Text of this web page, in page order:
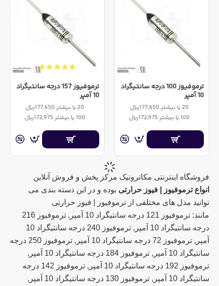
فروشگاه اینترنتی مکاترونیک مرکز پخش و فروش آنلاین
انواع ترموفیوز | فیوز حرارتی بوده و در این دسته بندی می
توانید مدل های مختلفی از ترموفیوز | فیوز حرارتی
مانند: ترموفیوز 121 درجه سانتیگراد 10 آمپر, ترموفیوز 216
درجه سانتیگراد 10 آمپر, ترموفیوز 240 درجه سانتیگراد 10
آمپر, ترموفیوز 72 درجه سانتیگراد 10 آمپر, ترموفیوز 250 درجه
سانتیگراد 10 آمپر, ترموفیوز 184 درجه سانتیگراد 10 آمپر,
ترموفیوز 192 درجه سانتیگراد 10 آمپر, ترموفیوز 142 درجه
سانتیگراد 10 آمپر, ترموفیوز 130 درجه سانتیگراد 10 آمپر,
ترموفیوز 100 درجه سانتیگراد
10 آمپر
20 یا بیشتر 177,650ریال
100 یا بیشتر 172,975ریال
ترموفیوز 157 درجه سانتیگراد
10 آمپر
20 یا بیشتر 177,650ریال
100 یا بیشتر 172,975ریال